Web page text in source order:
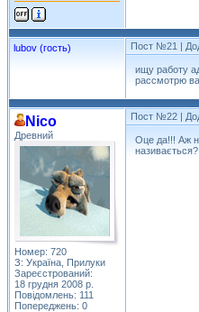
lubov (гость) Пост №21 |
ищу работу
рассмотрю
Nico
Древний
Номер: 720
З: Україна, Прилуки
Зареєстрований:
18 грудня 2008 р.
Повідомлень: 111
Попереджень: 0
Пост №22 |
Оце да!!! Аж
називається?